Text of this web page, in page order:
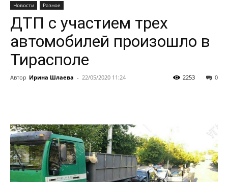
Новости Разное
ДТП с участием трех
автомобилей произошло в
Тирасполе
Автор Ирина Шлаева - 22/05/2020 11:24 0
2253